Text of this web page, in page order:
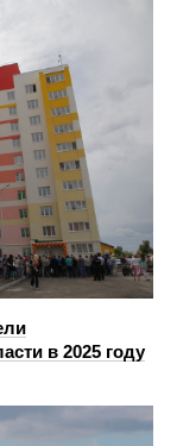
в 2025 году